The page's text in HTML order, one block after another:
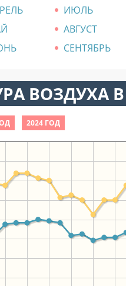
ИЮЛЬ
АВГУСТ
СЕНТЯБРЬ
ВОЗДУХА
2024 ГОД